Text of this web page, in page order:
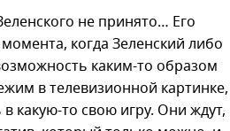
не принято… Его
когда Зеленский либо
каким-то образом
в телевизионной картинке,
какую-то свою игру. Они ждут,